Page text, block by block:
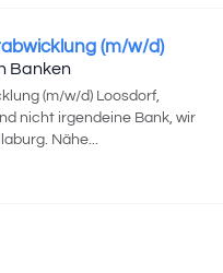
(m/w/d)
Banken
(m/w/d) Loosdorf,
nicht irgendeine Bank, wir
Nähe...